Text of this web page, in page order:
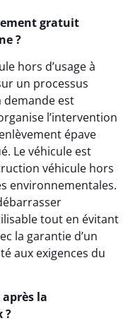
gratuit
?
hors d’usage à
un processus
demande est
l’intervention
épave
Le véhicule est
véhicule hors
environnementales.
tout en évitant
la garantie d’un
aux exigences du
la
?